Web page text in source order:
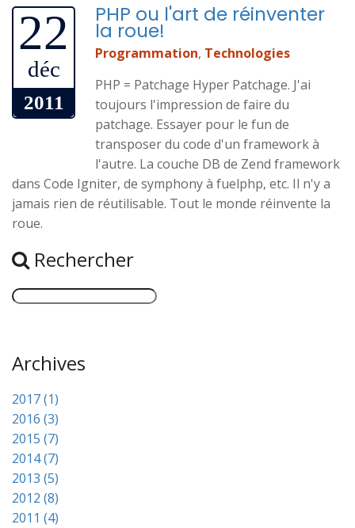
22
déc
2011
PHP ou l'art de réinventer
la roue!
Programmation, Technologies
PHP = Patchage Hyper Patchage. J'ai
toujours l'impression de faire du
patchage. Essayer pour le fun de
transposer du code d'un framework à
l'autre. La couche DB de Zend framework
dans Code Igniter, de symphony à fuelphp, etc. Il n'y a
jamais rien de réutilisable. Tout le monde réinvente la
roue.
Rechercher
Archives
2017 (1)
2016 (3)
2015 (7)
2014 (7)
2013 (5)
2012 (8)
2011 (4)